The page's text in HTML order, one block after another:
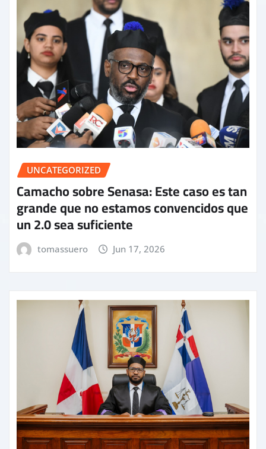
UNCATEGORIZED
Camacho sobre Senasa: Este caso es tan
grande que no estamos convencidos que
un 2.0 sea suficiente
tomassuero Jun 17, 2026